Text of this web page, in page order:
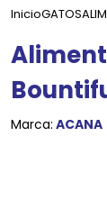
InicioGATOS
Marca: ACANA